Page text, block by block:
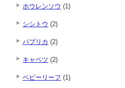
ホウレンソウ (1)
シシトウ (2)
パプリカ (2)
キャベツ (2)
ベビーリーフ (1)